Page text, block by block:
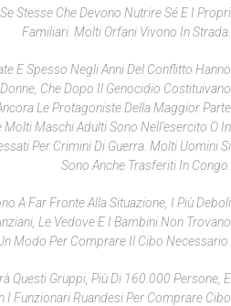
Stesse Che Devono Nutrire Sé E I Propri
Familiari. Molti Orfani Vivono In Strada.
E Spesso Negli Anni Del Conflitto Hanno
Che Dopo Il Genocidio Costituivano
Le Protagoniste Della Maggior Parte
Maschi Adulti Sono Nell’esercito O In
Per Crimini Di Guerra. Molti Uomini Si
Sono Anche Trasferiti In Congo.
A Far Fronte Alla Situazione, I Più Deboli
Le Vedove E I Bambini Non Trovano
Modo Per Comprare Il Cibo Necessario.
Questi Gruppi, Più Di 160.000 Persone, E
I Funzionari Ruandesi Per Comprare Cibo